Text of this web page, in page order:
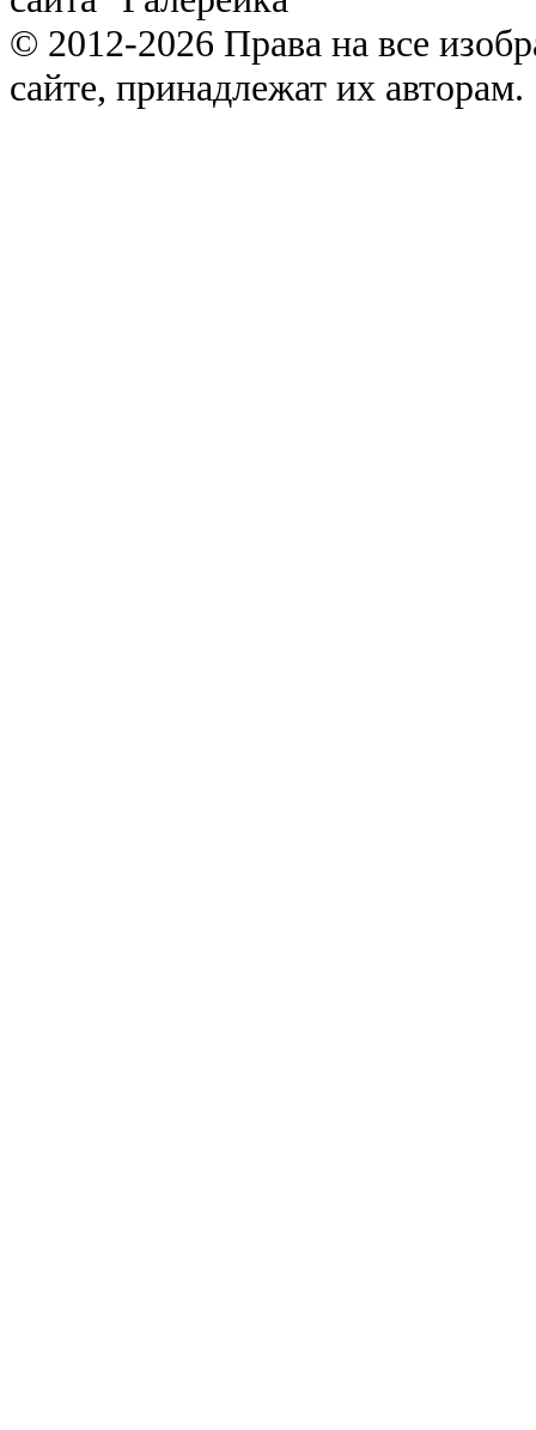
© 2012-2026 Права на все
сайте, принадлежат их авторам.